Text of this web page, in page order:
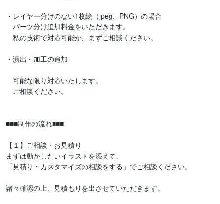
・レイヤー分けのない1枚絵（jpeg、PNG）の場合
パーツ分け追加料金をいただきます。
私の技術で対応可能か、まずご相談ください。
・演出・加工の追加
可能な限り対応いたします。
ご相談ください。
■■■制作の流れ■■■
【１】ご相談・お見積り
まずは動かしたいイラストを添えて、
「見積り・カスタマイズの相談をする」でご相談ください。
諸々確認の上、見積もりを出させていただきます。